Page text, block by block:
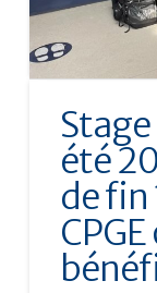
été
de fin
CPGE